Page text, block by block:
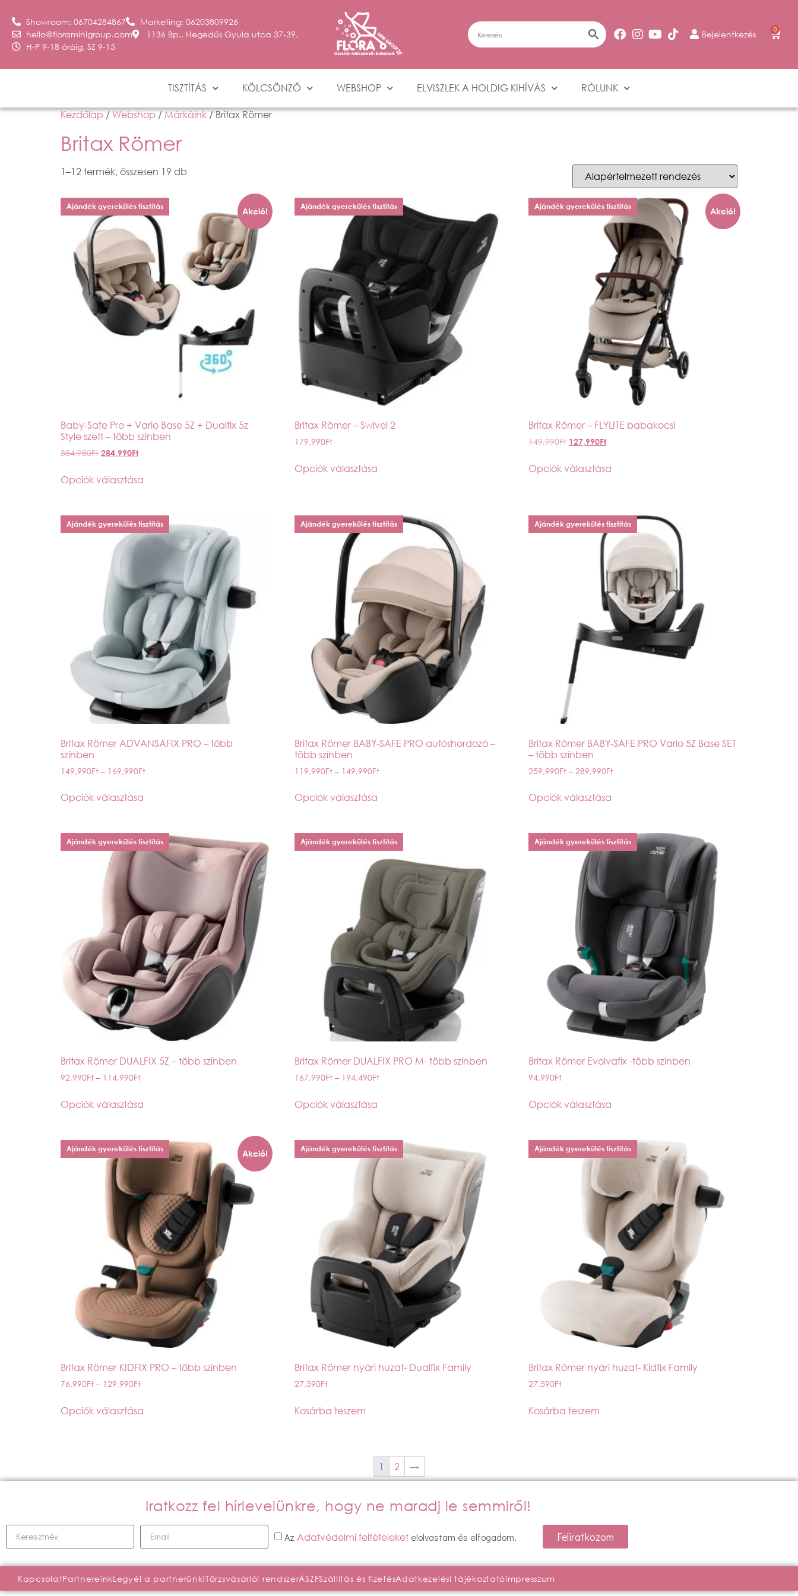
Showroom: 06704284867
Marketing: 06203809926
hello@floraminigroup.com
1136 Bp., Hegedűs Gyula utca 37-39.
H-P 9-18 óráig, SZ 9-15
Bejelentkezés 0
TISZTÍTÁS KÖLCSÖNZŐ WEBSHOP ELVISZLEK A HOLDIG KIHÍVÁS RÓLUNK
Kezdőlap/Webshop/Márkáink/ Britax Römer
Britax Römer
1–12 termék, összesen 19 db
Ajándék gyerekülés tisztítás Akció!
Baby-Safe Pro + Vario Base 5Z + Dualfix 5z
Style szett – több színben
384,980Ft 284,990Ft
Opciók választása
Ajándék gyerekülés tisztítás
Britax Römer – Swivel 2
179,990Ft
Opciók választása
Ajándék gyerekülés tisztítás Akció!
Britax Römer – FLYLITE babakocsi
149,990Ft 127,990Ft
Opciók választása
Ajándék gyerekülés tisztítás
Britax Römer ADVANSAFIX PRO – több
színben
149,990Ft – 169,990Ft
Opciók választása
Ajándék gyerekülés tisztítás
Britax Römer BABY-SAFE PRO autóshordozó –
több színben
119,990Ft – 149,990Ft
Opciók választása
Ajándék gyerekülés tisztítás
Britax Römer BABY-SAFE PRO Vario 5Z Base SET
– több színben
259,990Ft – 289,990Ft
Opciók választása
Ajándék gyerekülés tisztítás
Britax Römer DUALFIX 5Z – több színben
92,990Ft – 114,990Ft
Opciók választása
Ajándék gyerekülés tisztítás
Britax Römer DUALFIX PRO M- több színben
167,990Ft – 194,490Ft
Opciók választása
Ajándék gyerekülés tisztítás
Britax Römer Evolvafix -több színben
94,990Ft
Opciók választása
Ajándék gyerekülés tisztítás Akció!
Britax Römer KIDFIX PRO – több színben
76,990Ft – 129,990Ft
Opciók választása
Ajándék gyerekülés tisztítás
Britax Römer nyári huzat- Dualfix Family
27,590Ft
Kosárba teszem
Ajándék gyerekülés tisztítás
Britax Römer nyári huzat- Kidfix Family
27,590Ft
Kosárba teszem
1 2 →
Iratkozz fel hírlevelünkre, hogy ne maradj le semmiről!
Az Adatvédelmi feltételeket elolvastam és elfogadom. Feliratkozom
KapcsolatPartnereinkLegyél a partnerünk!Törzsvásárlói rendszerÁSZFSzállítás és fizetésAdatkezelési tájékoztatóImpresszum